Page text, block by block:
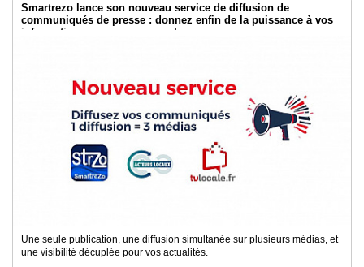
Smartrezo lance son nouveau service de diffusion de
communiqués de presse : donnez enfin de la puissance à vos
informations sans engagement.
Une seule publication, une diffusion simultanée sur plusieurs médias, et
une visibilité décuplée pour vos actualités.